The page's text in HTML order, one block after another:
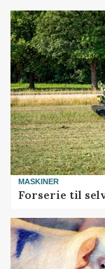
MASKINER
Forserie til